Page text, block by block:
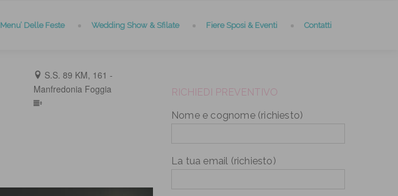
Menu’ Delle Feste Wedding Show & Sfilate Fiere Sposi & Eventi Contatti
S.S. 89 KM, 161 -
Manfredonia Foggia
RICHIEDI PREVENTIVO
Nome e cognome (richiesto)
La tua email (richiesto)